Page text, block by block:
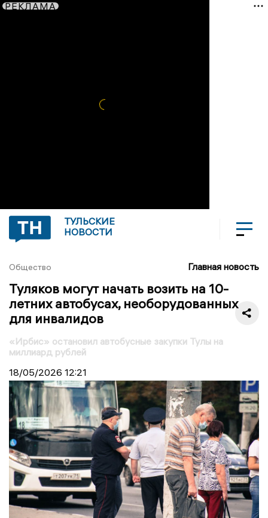
РЕКЛАМА
ТУЛЬСКИЕ
НОВОСТИ
Общество Главная новость
Туляков могут начать возить на 10-
летних автобусах, необорудованных
для инвалидов
«Ирбис» остановил автобусные закупки Тулы на
миллиард рублей
18/05/2026 12:21